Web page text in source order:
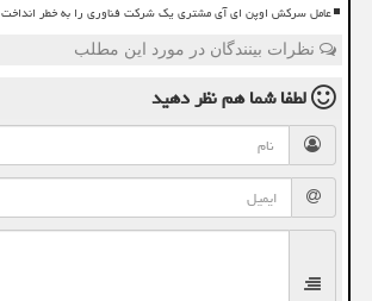
عامل سرکش اوپن ای آی مشتری یک شرکت فناوری را به خطر انداخت
نظرات بینندگان در مورد این مطلب
لطفا شما همنظر دهید